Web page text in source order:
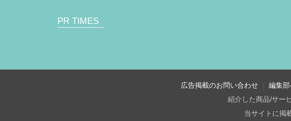
PR TIMES
広告掲載のお問い合わせ 編集
紹介した商品/サー
当サイトに掲